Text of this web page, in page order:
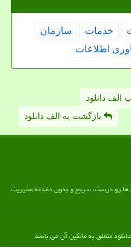
خدمات
سازمان
اطلاعات
الف دانلود
بازگشت به الف دانلود
ها رو درست، سریع و بدون دغدغه مدیریت